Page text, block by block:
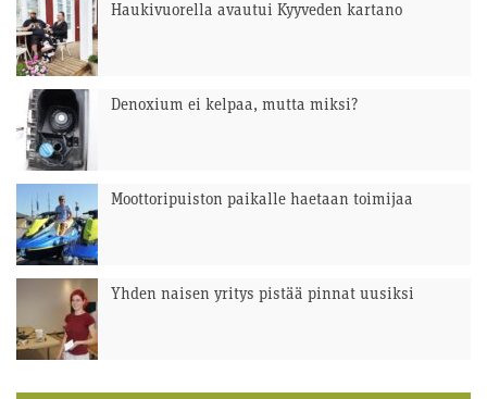
Haukivuorella avautui Kyyveden kartano
Denoxium ei kelpaa, mutta miksi?
Moottoripuiston paikalle haetaan toimijaa
Yhden naisen yritys pistää pinnat uusiksi